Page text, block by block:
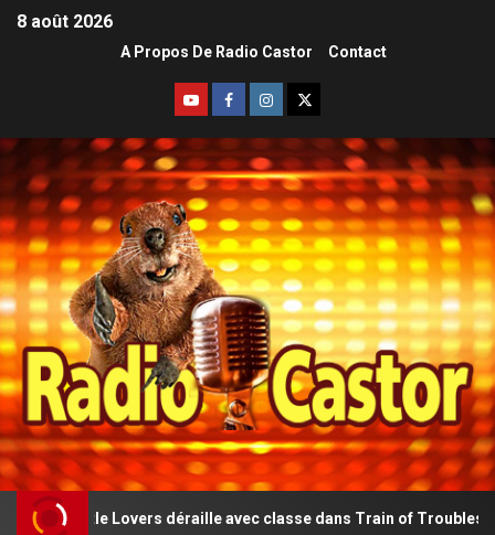
8 août 2026
A Propos De Radio Castor Contact
déraille avec classe dans Train of Troubles Une